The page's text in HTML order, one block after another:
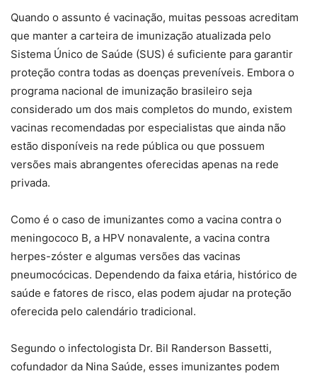
Quando o assunto é vacinação, muitas pessoas acreditam
que manter a carteira de imunização atualizada pelo
Sistema Único de Saúde (SUS) é suficiente para garantir
proteção contra todas as doenças preveníveis. Embora o
programa nacional de imunização brasileiro seja
considerado um dos mais completos do mundo, existem
vacinas recomendadas por especialistas que ainda não
estão disponíveis na rede pública ou que possuem
versões mais abrangentes oferecidas apenas na rede
privada.
Como é o caso de imunizantes como a vacina contra o
meningococo B, a HPV nonavalente, a vacina contra
herpes-zóster e algumas versões das vacinas
pneumocócicas. Dependendo da faixa etária, histórico de
saúde e fatores de risco, elas podem ajudar na proteção
oferecida pelo calendário tradicional.
Segundo o infectologista Dr. Bil Randerson Bassetti,
cofundador da Nina Saúde, esses imunizantes podem